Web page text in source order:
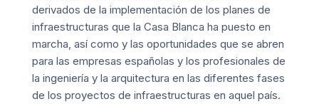
derivados de la implementación de los planes de
infraestructuras que la Casa Blanca ha puesto en
marcha, así como y las oportunidades que se abren
para las empresas españolas y los profesionales de
la ingeniería y la arquitectura en las diferentes fases
de los proyectos de infraestructuras en aquel país.